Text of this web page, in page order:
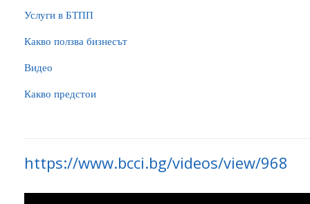
Услуги в БТПП
Какво ползва бизнесът
Видео
Какво предстои
https://www.bcci.bg/videos/view/968